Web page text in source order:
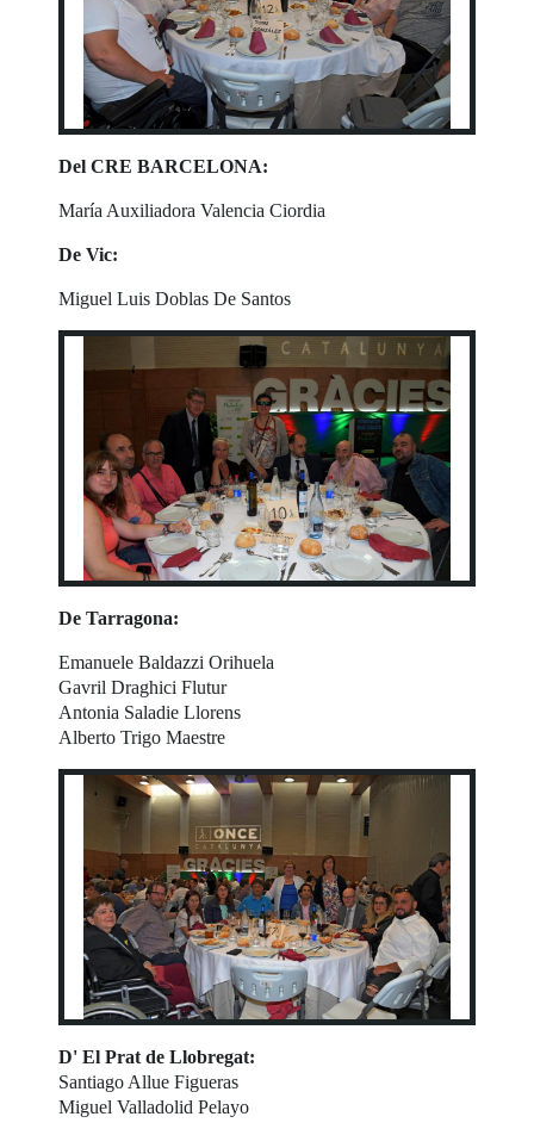
Del CRE BARCELONA:
María Auxiliadora Valencia Ciordia
De Vic:
Miguel Luis Doblas De Santos
De Tarragona:
Emanuele Baldazzi Orihuela
Gavril Draghici Flutur
Antonia Saladie Llorens
Alberto Trigo Maestre
D' El Prat de Llobregat:
Santiago Allue Figueras
Miguel Valladolid Pelayo